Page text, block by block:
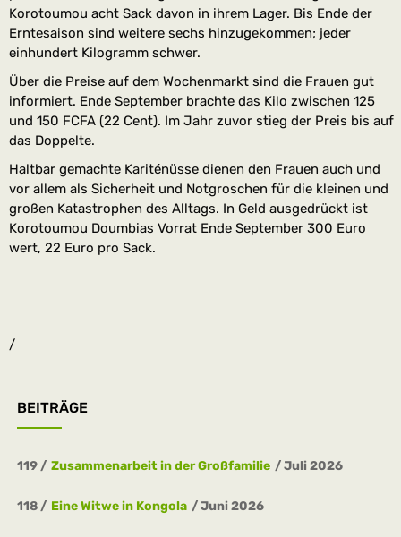
Korotoumou acht Sack davon in ihrem Lager. Bis Ende der
Erntesaison sind weitere sechs hinzugekommen; jeder
einhundert Kilogramm schwer.
Über die Preise auf dem Wochenmarkt sind die Frauen gut
informiert. Ende September brachte das Kilo zwischen 125
und 150 FCFA (22 Cent). Im Jahr zuvor stieg der Preis bis auf
das Doppelte.
Haltbar gemachte Kariténüsse dienen den Frauen auch und
vor allem als Sicherheit und Notgroschen für die kleinen und
großen Katastrophen des Alltags. In Geld ausgedrückt ist
Korotoumou Doumbias Vorrat Ende September 300 Euro
wert, 22 Euro pro Sack.
/
BEITRÄGE
119 Zusammenarbeit in der Großfamilie Juli 2026
118 Eine Witwe in Kongola Juni 2026